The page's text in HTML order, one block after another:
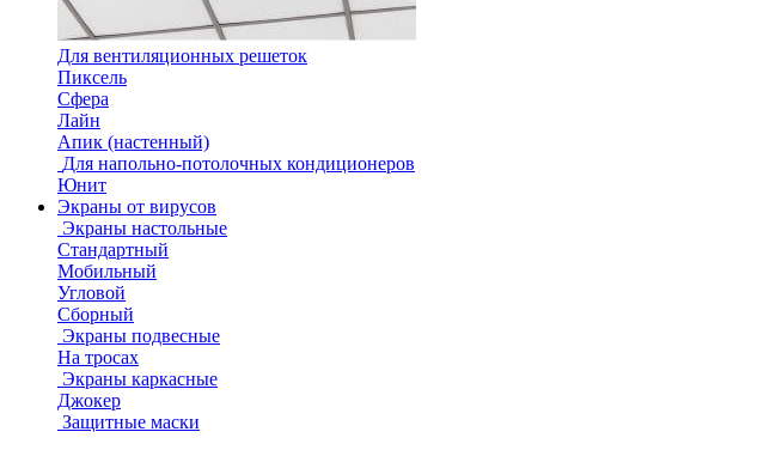
Для вентиляционных решеток
Пиксель
Сфера
Лайн
Апик (настенный)
Для напольно-потолочных кондиционеров
Юнит
Экраны от вирусов
Экраны настольные
Стандартный
Мобильный
Угловой
Сборный
Экраны подвесные
На тросах
Экраны каркасные
Джокер
Защитные маски